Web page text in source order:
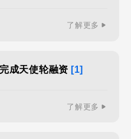
了解更多
完成天使轮融资 [1]
了解更多